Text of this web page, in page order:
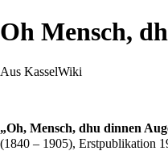
Oh Mensch,
Aus KasselWiki
„Oh, Mensch, dhu dinnen
(1840 – 1905), Erstpublikation